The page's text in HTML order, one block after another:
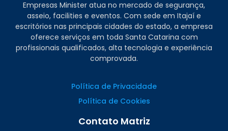
Empresas Minister atua no mercado de segurança,
asseio, facilities e eventos. Com sede em Itajaí e
escritórios nas principais cidades do estado, a empresa
oferece serviços em toda Santa Catarina com
profissionais qualificados, alta tecnologia e experiência
comprovada.
Política de Privacidade
Política de Cookies
Contato Matriz